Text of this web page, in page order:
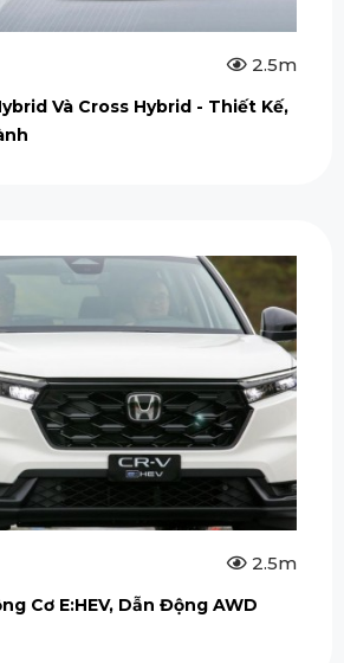
2.5m
Và Cross Hybrid - Thiết Kế,
2.5m
Cơ E:HEV, Dẫn Động AWD